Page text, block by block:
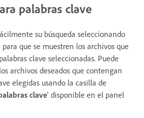
palabras clave
su búsqueda seleccionando
que se muestren los archivos que
clave seleccionadas. Puede
archivos deseados que contengan
elegidas usando la casilla de
clave' disponible en el panel